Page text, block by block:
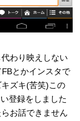
わり映えしない
とかインスタで
ズキ(苦笑)この
登録をしました
お話できません